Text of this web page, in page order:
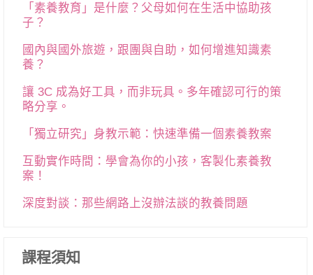
「素養教育」是什麼？父母如何在生活中協助孩
子？
國內與國外旅遊，跟團與自助，如何增進知識素
養？
讓 3C 成為好工具，而非玩具。多年確認可行的策
略分享。
「獨立研究」身教示範：快速準備一個素養教案
互動實作時間：學會為你的小孩，客製化素養教
案！
深度對談：那些網路上沒辦法談的教養問題
課程須知